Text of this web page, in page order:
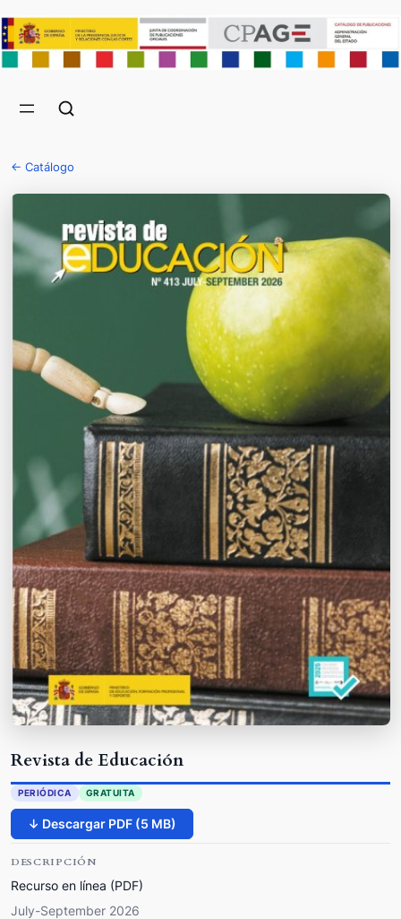
← Catálogo
Revista de Educación
PERIÓDICA GRATUITA
↓ Descargar PDF (5 MB)
DESCRIPCIÓN
Recurso en línea (PDF)
July-September 2026